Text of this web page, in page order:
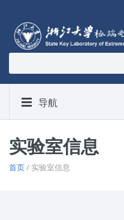
导航
实验室信息
首页/ 实验室信息